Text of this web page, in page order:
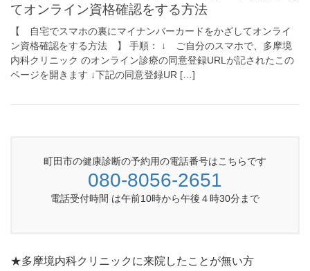
てオンライン資格確認をする方法
【 自宅でスマホの裏にマイナンバーカードをかざしてオンライ
ン資格確認をする方法 】 手順： ↓ ご自分のスマホで、多摩境
内科クリニック のオンライン診療の同意登録URLが記されたこの
ページを開きます ↓下記の同意登録UR […]
町田市の健康診断の予約用の電話番号はこちらです
080-8056-2651
電話受付時間 は午前10時から午後４時30分まで
★多摩境内科クリニックに来院したことが無い方